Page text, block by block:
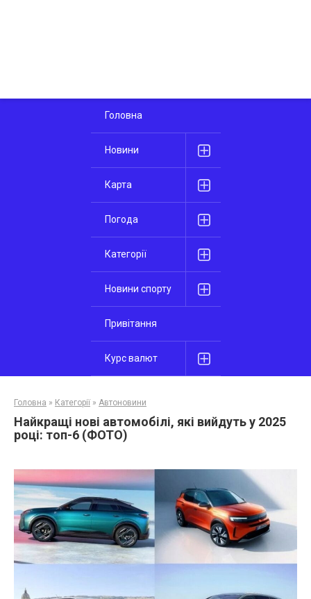
Головна
Новини
Карта
Погода
Категорії
Новини спорту
Привітання
Курс валют
Головна » Категорії » Автоновини
Найкращі нові автомобілі, які вийдуть у 2025
році: топ-6 (ФОТО)